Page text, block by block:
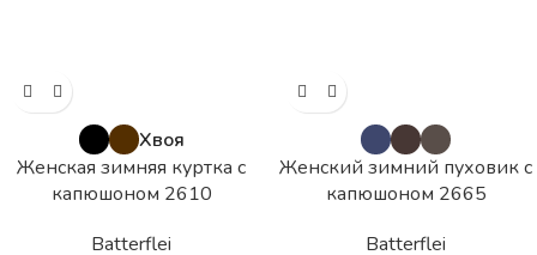
Хвоя
Женская зимняя куртка с
капюшоном 2610
Batterflei
Женский зимний пуховик с
капюшоном 2665
Batterflei